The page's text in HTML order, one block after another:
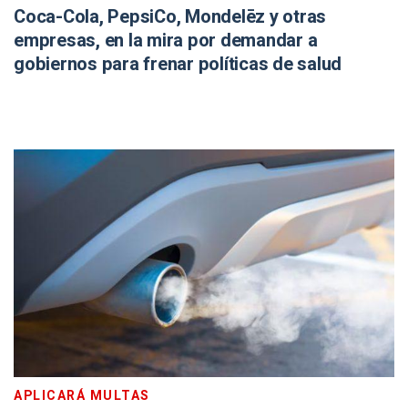
Coca-Cola, PepsiCo, Mondelēz y otras
empresas, en la mira por demandar a
gobiernos para frenar políticas de salud
APLICARÁ MULTAS